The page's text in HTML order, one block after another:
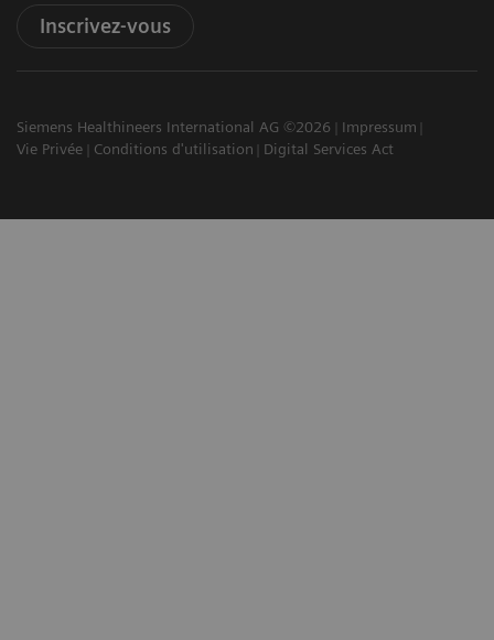
Inscrivez-vous
Siemens Healthineers International AG ©2026
Impressum
Vie Privée
Conditions d'utilisation Digital Services Act